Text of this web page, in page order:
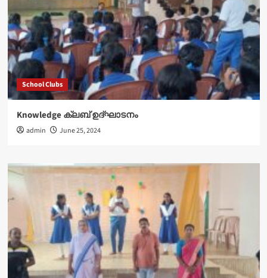
School Clubs
Knowledge ക്ലബ് ഉദ്‌ഘാടനം
admin June 25, 2024